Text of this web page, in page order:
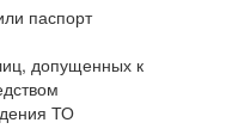
паспорт
допущенных к
ТО